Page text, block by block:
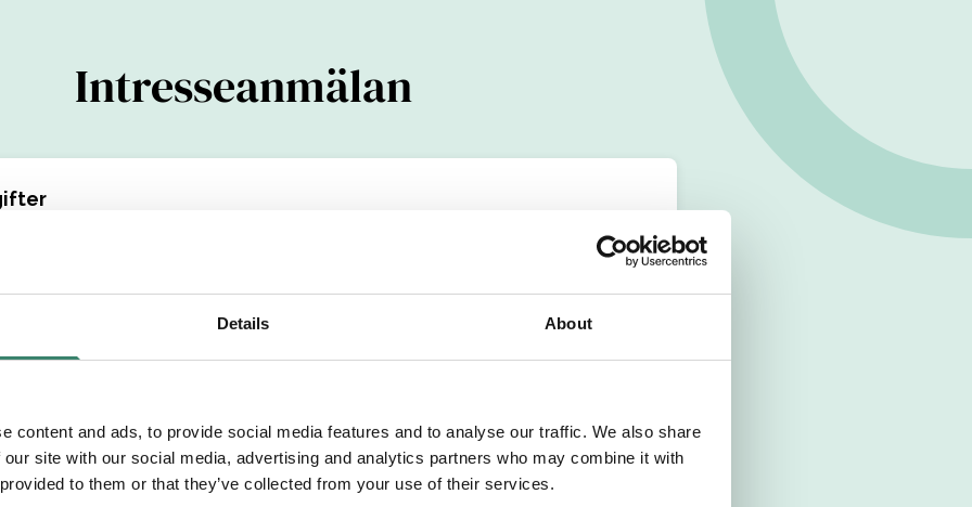
Details About
content and ads, to provide social media features and to analyse our traffic. We also share
site with our social media, advertising and analytics partners who may combine it with
to them or that they’ve collected from your use of their services.
Intresseanmälan
Efternamn